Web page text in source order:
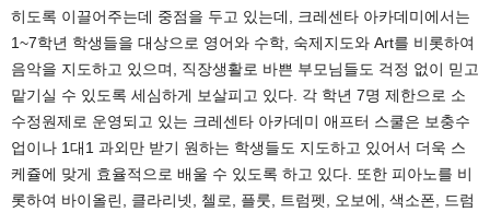
히도록 이끌어주는데 중점을 두고 있는데, 크레센타 아카데미에서는
1~7학년 학생들을 대상으로 영어와 수학, 숙제지도와 Art를 비롯하여
음악을 지도하고 있으며, 직장생활로 바쁜 부모님들도 걱정 없이 믿고
맡기실 수 있도록 세심하게 보살피고 있다. 각 학년 7명 제한으로 소
수정원제로 운영되고 있는 크레센타 아카데미 애프터 스쿨은 보충수
업이나 1대1 과외만 받기 원하는 학생들도 지도하고 있어서 더욱 스
케쥴에 맞게 효율적으로 배울 수 있도록 하고 있다. 또한 피아노를 비
롯하여 바이올린, 클라리넷, 첼로, 플룻, 트럼펫, 오보에, 색소폰, 드럼